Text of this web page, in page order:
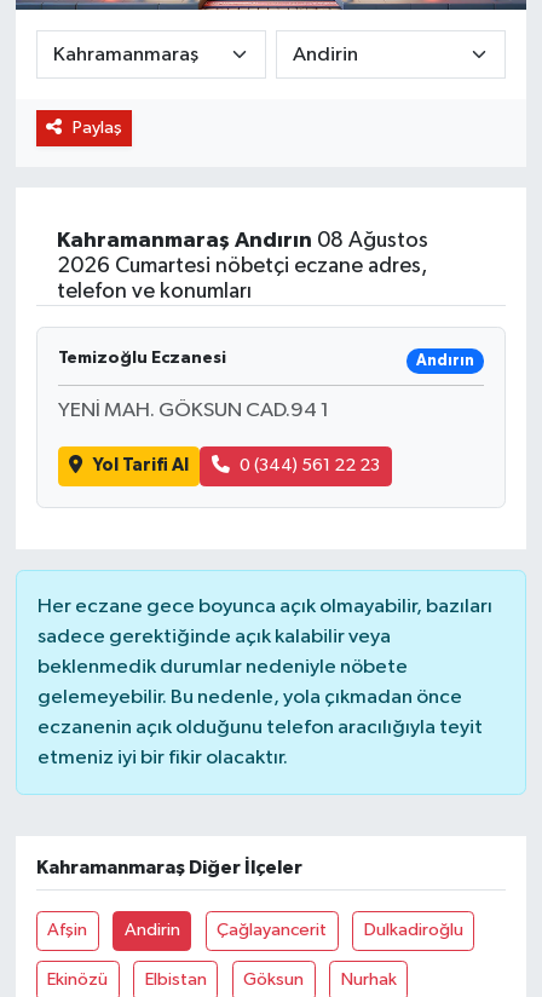
Paylaş
Kahramanmaraş Andırın 08 Ağustos
2026 Cumartesi nöbetçi eczane adres,
telefon ve konumları
Temizoğlu Eczanesi Andırın
YENİ MAH. GÖKSUN CAD.94 1
Yol Tarifi Al 0 (344) 561 22 23
Her eczane gece boyunca açık olmayabilir, bazıları
sadece gerektiğinde açık kalabilir veya
beklenmedik durumlar nedeniyle nöbete
gelemeyebilir. Bu nedenle, yola çıkmadan önce
eczanenin açık olduğunu telefon aracılığıyla teyit
etmeniz iyi bir fikir olacaktır.
Kahramanmaraş Diğer İlçeler
Afşin Andirin Çağlayancerit Dulkadiroğlu
Ekinözü Elbistan Göksun Nurhak
BİLİM VE TEKNOLOJİ